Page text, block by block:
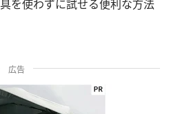
を使わずに試せる便利な方法
広告